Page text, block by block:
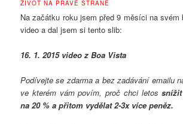
ŽIVOT NA PRAVÉ STRANĚ
Na začátku roku jsem před 9 měsíci na svém
video a dal jsem si tento slib:
16. 1. 2015 video z Boa Vista
Podívejte se zdarma a bez zadávání emailu
ve kterém vám povím, proč chci letos
na 20 % a přitom vydělat 2-3x více peněz.